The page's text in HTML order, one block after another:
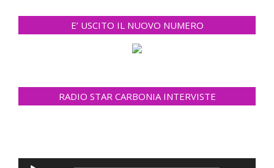
E’ USCITO IL NUOVO NUMERO
RADIO STAR CARBONIA INTERVISTE
Reproductor